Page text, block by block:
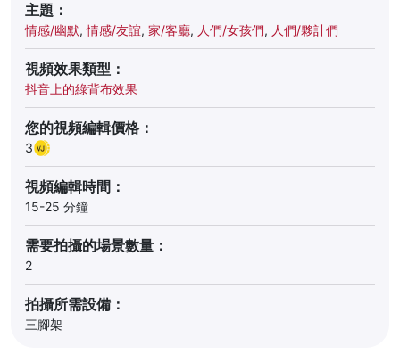
主題：
情感/幽默,情感/友誼, 家/客廳, 人們/女孩們, 人們/夥計們
視頻效果類型：
抖音上的綠背布效果
您的視頻編輯價格：
3
視頻編輯時間：
15-25 分鐘
需要拍攝的場景數量：
2
拍攝所需設備：
三腳架